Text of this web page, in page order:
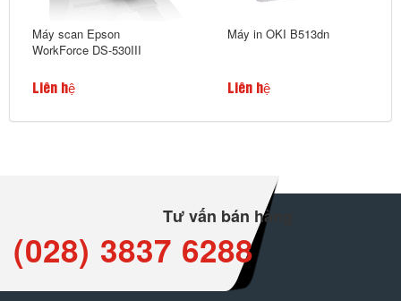
Máy scan Epson
WorkForce DS-530III
Liên hệ
Máy in OKI B513dn
Liên hệ
Tư vấn bán hàng
(028) 3837 6288